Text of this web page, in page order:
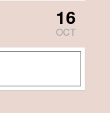
16
OCT